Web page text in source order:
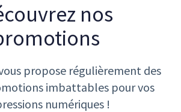
nos
propose régulièrement des
imbattables pour vos
numériques !